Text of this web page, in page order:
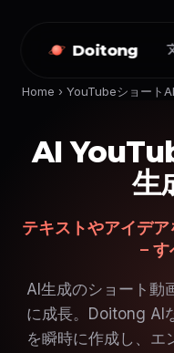
Doitong
Home › YouTubeショートAI
AI
生
テキストやアイデ
– す
AI生成のショート動
に成長。Doitong AI
を瞬時に作成し、エ